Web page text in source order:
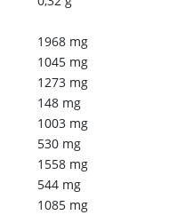
1968 mg
1045 mg
1273 mg
148 mg
1003 mg
530 mg
1558 mg
544 mg
1085 mg